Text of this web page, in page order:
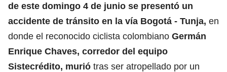
de este domingo 4 de junio se presentó un
accidente de tránsito en la vía Bogotá - Tunja, en
donde el reconocido ciclista colombiano Germán
Enrique Chaves, corredor del equipo
Sistecrédito, murió tras ser atropellado por un